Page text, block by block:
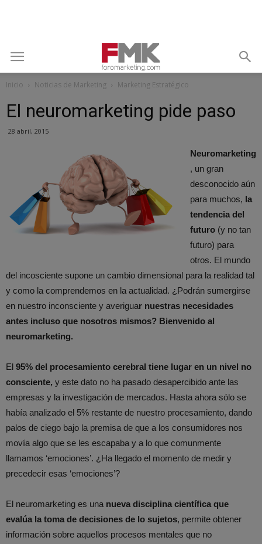
Inicio Noticias de Marketing Marketing Estratégico
El neuromarketing pide paso
28 abril, 2015
Neuromarketing
, un gran
desconocido aún
para muchos, la
tendencia del
futuro (y no tan
futuro) para
otros. El mundo
del incosciente supone un cambio dimensional para la realidad tal
y como la comprendemos en la actualidad. ¿Podrán sumergirse
en nuestro inconsciente y averiguar nuestras necesidades
antes incluso que nosotros mismos? Bienvenido al
neuromarketing.
El 95% del procesamiento cerebral tiene lugar en un nivel no
consciente, y este dato no ha pasado desapercibido ante las
empresas y la investigación de mercados. Hasta ahora sólo se
había analizado el 5% restante de nuestro procesamiento, dando
palos de ciego bajo la premisa de que a los consumidores nos
movía algo que se les escapaba y a lo que comunmente
llamamos ‘emociones’. ¿Ha llegado el momento de medir y
precedecir esas ‘emociones’?
El neuromarketing es una nueva disciplina científica que
evalúa la toma de decisiones de lo sujetos, permite obtener
información sobre aquellos procesos mentales que no